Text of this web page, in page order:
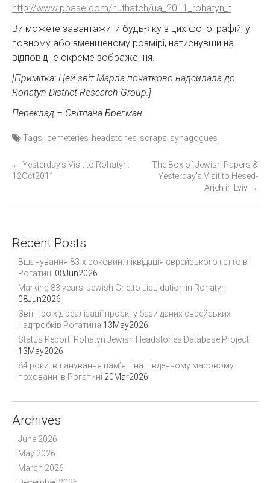
http://www.pbase.com/nuthatch/ua_2011_rohatyn_t
Ви можете завантажити будь-яку з цих фотографій, у
повному або зменшеному розмірі, натиснувши на
відповідне окреме зображення.
[Примітка: Цей звіт Марла початково надсилала до
Rohatyn District Research Group.]
Переклад – Світлана Брегман.
Tags: cemeteries headstones scraps synagogues
P
o
a
g
n
← Yesterday’s Visit to Rohatyn:
12Oct2011
The Box of Jewish Papers &
Yesterday’s Visit to Hesed-
Arieh in Lviv →
Recent Posts
Вшанування 83-х роковин: ліквідація єврейського гетто в
Рогатині 08Jun2026
Marking 83 years: Jewish Ghetto Liquidation in Rohatyn
08Jun2026
Звіт про хід реалізації проєкту бази даних єврейських
надгробків Рогатина 13May2026
Status Report: Rohatyn Jewish Headstones Database Project
13May2026
84 роки: вшанування пам’яті на південному масовому
похованні в Рогатині 20Mar2026
Archives
June 2026
May 2026
March 2026